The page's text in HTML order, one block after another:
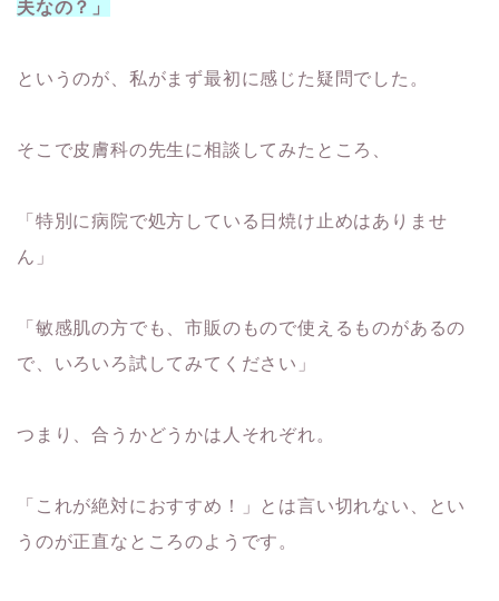
夫なの？」
というのが、私がまず最初に感じた疑問でした。
そこで皮膚科の先生に相談してみたところ、
「特別に病院で処方している日焼け止めはありませ
ん」
「敏感肌の方でも、市販のもので使えるものがあるの
で、いろいろ試してみてください」
つまり、合うかどうかは人それぞれ。
「これが絶対におすすめ！」とは言い切れない、とい
うのが正直なところのようです。